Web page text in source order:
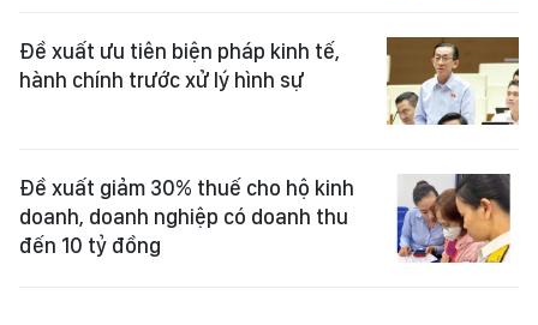
Đề xuất ưu tiên biện pháp kinh tế,
hành chính trước xử lý hình sự
Đề xuất giảm 30% thuế cho hộ kinh
doanh, doanh nghiệp có doanh thu
đến 10 tỷ đồng